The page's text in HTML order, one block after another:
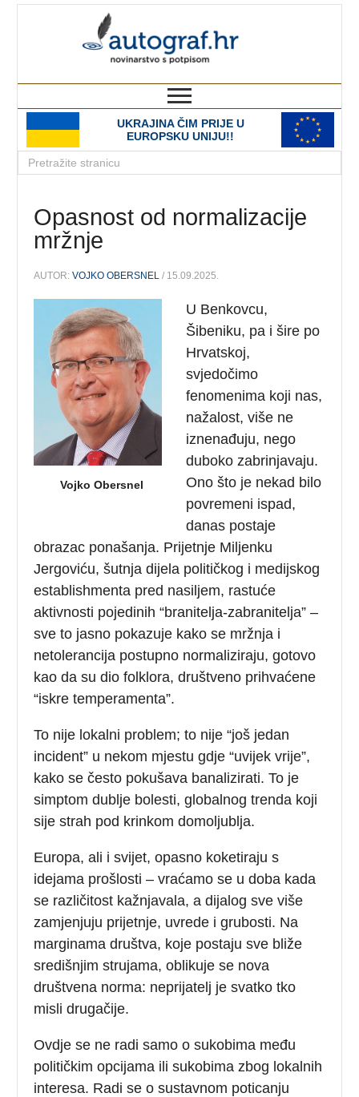
UKRAJINA ČIM PRIJE U
EUROPSKU UNIJU!!
Opasnost od normalizacije
mržnje
AUTOR:VOJKO OBERSNEL / 15.09.2025.
Vojko Obersnel
U Benkovcu,
Šibeniku, pa i šire po
Hrvatskoj,
svjedočimo
fenomenima koji nas,
nažalost, više ne
iznenađuju, nego
duboko zabrinjavaju.
Ono što je nekad bilo
povremeni ispad,
danas postaje
obrazac ponašanja. Prijetnje Miljenku
Jergoviću, šutnja dijela političkog i medijskog
establishmenta pred nasiljem, rastuće
aktivnosti pojedinih “branitelja-zabranitelja” –
sve to jasno pokazuje kako se mržnja i
netolerancija postupno normaliziraju, gotovo
kao da su dio folklora, društveno prihvaćene
“iskre temperamenta”.
To nije lokalni problem; to nije “još jedan
incident” u nekom mjestu gdje “uvijek vrije”,
kako se često pokušava banalizirati. To je
simptom dublje bolesti, globalnog trenda koji
sije strah pod krinkom domoljublja.
Europa, ali i svijet, opasno koketiraju s
idejama prošlosti – vraćamo se u doba kada
se različitost kažnjavala, a dijalog sve više
zamjenjuju prijetnje, uvrede i grubosti. Na
marginama društva, koje postaju sve bliže
središnjim strujama, oblikuje se nova
društvena norma: neprijatelj je svatko tko
misli drugačije.
Ovdje se ne radi samo o sukobima među
političkim opcijama ili sukobima zbog lokalnih
interesa. Radi se o sustavnom poticanju